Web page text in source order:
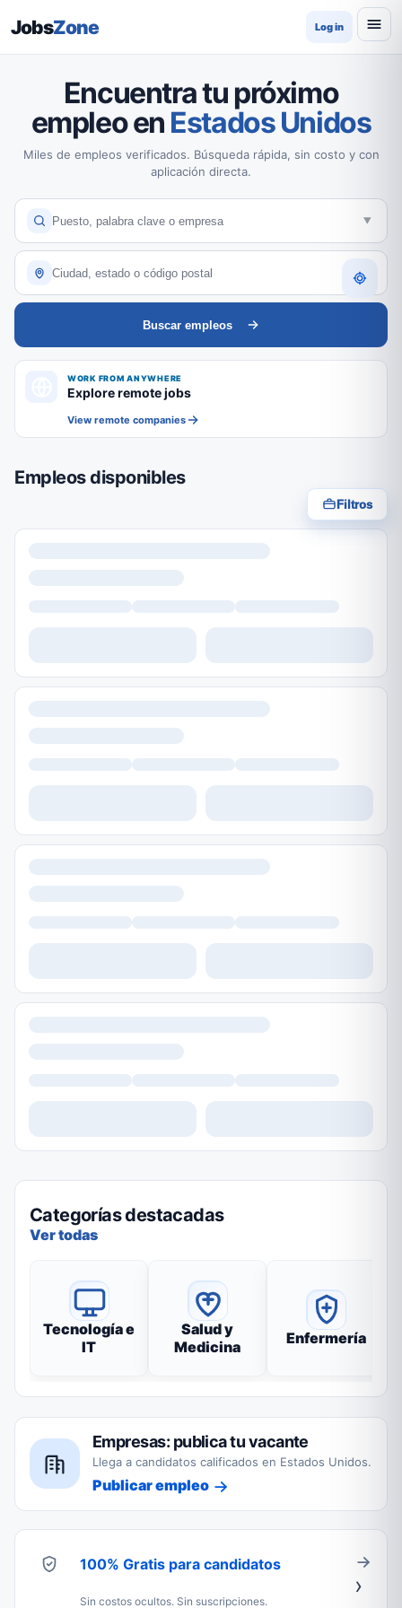
JobsZone Log in
Encuentra tu próximo
empleo en Estados Unidos
Miles de empleos verificados. Búsqueda rápida, sin costo y con
aplicación directa.
Buscar empleos
WORK FROM ANYWHERE
Explore remote jobs
View remote companies
Empleos disponibles
Filtros
Categorías destacadas
Ver todas
Tecnología e
IT
Salud y
Medicina
Enfermería
Empresas: publica tu vacante
Llega a candidatos calificados en Estados Unidos.
Publicar empleo
100% Gratis para candidatos
Sin costos ocultos. Sin suscripciones.